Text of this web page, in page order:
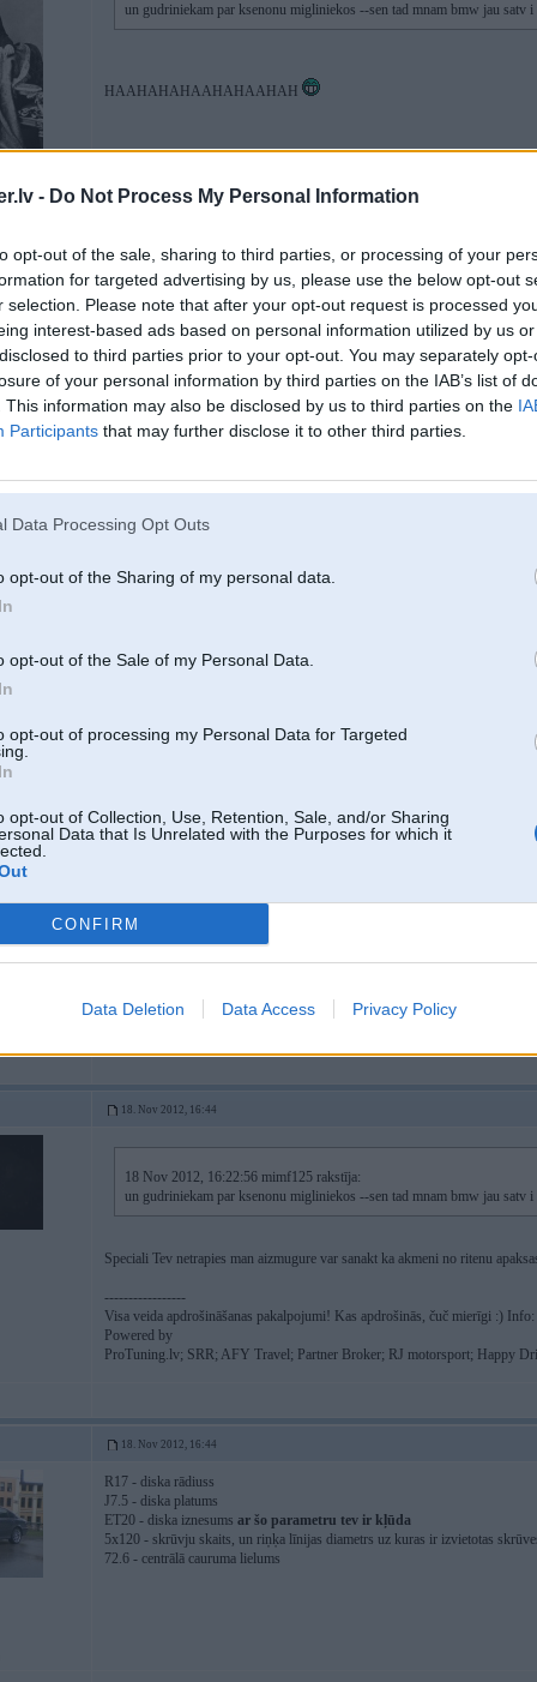
- Do Not Process My Personal Information
opt-out of the sale, sharing to third parties, or processing of your
for targeted advertising by us, please use the below opt-out
selection. Please note that after your opt-out request is processed
interest-based ads based on personal information utilized by us
to third parties prior to your opt-out. You may separately
of your personal information by third parties on the IAB’s list of
This information may also be disclosed by us to third parties on the
Participants that may further disclose it to other third parties.
Data Processing Opt Outs
opt-out of the Sharing of my personal data.
opt-out of the Sale of my Personal Data.
opt-out of processing my Personal Data for Targeted
opt-out of Collection, Use, Retention, Sale, and/or Sharing
Data that Is Unrelated with the Purposes for which it
CONFIRM
Data Deletion Data Access Privacy Policy
un gudriniekam par ksenonu migliniekos --sen tad mnam bmw jau satv
HAAHAHAHAAHAHAAHAH
18. Nov 2012, 16:41
18 Nov 2012, 16:39:03 waarna rakstīja:
18 Nov 2012, 16:22:56 mimf125 rakstīja:
un gudriniekam par ksenonu migliniekos --sen tad mnam bmw jau
jā, šitas labs, bet autor, turpmāk šāda tipa jautājumus ir jāuzdod attiecīgos
ripu pa diskiem
18 Nov 2012, 16:22:56 mimf125 rakstīja:
un gudriniekam par ksenonu migliniekos --sen tad mnam bmw jau
HAAHAHAHAAHAHAAHAH
18. Nov 2012, 16:44
18 Nov 2012, 16:22:56 mimf125 rakstīja:
un gudriniekam par ksenonu migliniekos --sen tad mnam bmw jau satv
Speciali Tev netrapies man aizmugure var sanakt ka akmeni no ritenu
-----------------
Visa veida apdrošināšanas pakalpojumi! Kas apdrošinās, čuč mierīgi :) Info:
Powered by
ProTuning.lv; SRR; AFY Travel; Partner Broker; RJ motorsport; Happy
18. Nov 2012, 16:44
R17 - diska rādiuss
J7.5 - diska platums
ET20 - diska iznesums ar šo parametru tev ir kļūda
5x120 - skrūvju skaits, un riņķa līnijas diametrs uz kuras ir izvietotas
72.6 - centrālā cauruma lielums